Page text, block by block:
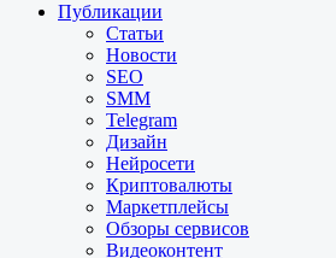
Публикации
Статьи
Новости
SEO
SMM
Telegram
Дизайн
Нейросети
Криптовалюты
Маркетплейсы
Обзоры сервисов
Видеоконтент